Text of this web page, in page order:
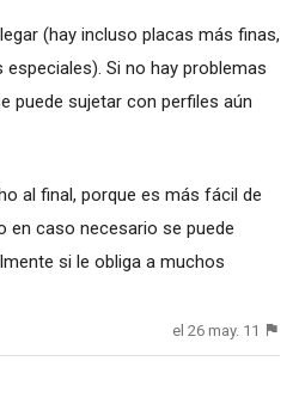
(hay incluso placas más finas,
Si no hay problemas
puede sujetar con perfiles aún
al final, porque es más fácil de
en caso necesario se puede
si le obliga a muchos
el 26 may. 11